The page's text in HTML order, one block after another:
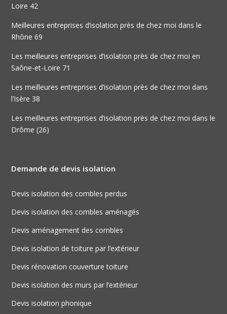
Loire 42
Meilleures entreprises d’isolation près de chez moi dans le
Rhône 69
Les meilleures entreprises d’isolation près de chez moi en
Saône-et-Loire 71
Les meilleures entreprises d’isolation près de chez moi dans
l’Isère 38
Les meilleures entreprises d’isolation près de chez moi dans le
Drôme (26)
Demande de devis isolation
Devis isolation des combles perdus
Devis isolation des combles aménagés
Devis aménagement des combles
Devis isolation de toiture par l’extérieur
Devis rénovation couverture toiture
Devis isolation des murs par l’extérieur
Devis isolation phonique